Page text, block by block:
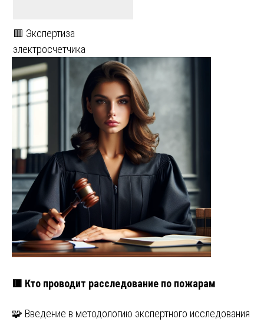
🟥 Экспертиза
электросчетчика
🟥 Кто проводит расследование по пожарам
🧩 Введение в методологию экспертного исследования